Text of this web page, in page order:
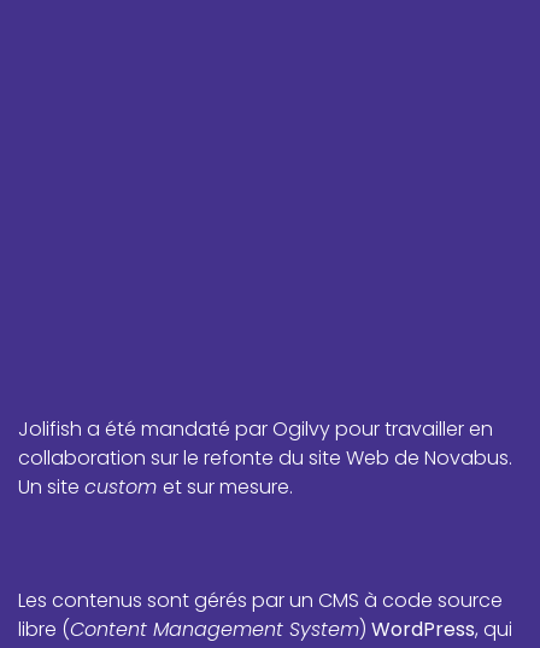
Novabus
Refonte du site Web
Jolifish a été mandaté par Ogilvy pour travailler en
collaboration sur le refonte du site Web de Novabus.
Un site custom et sur mesure.
Les contenus sont gérés par un CMS à code source
libre (Content Management System) WordPress, qui